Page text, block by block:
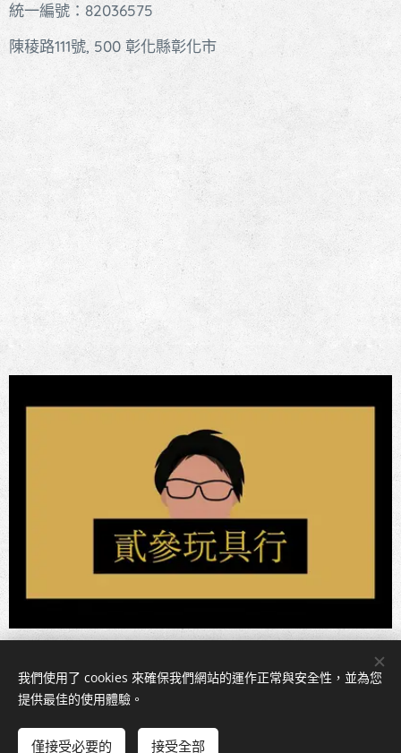
新增到購物車
統一編號：82036575
陳稜路111號, 500 彰化縣彰化市
Cookies
我們使用了 cookies 來確保我們網站的運作正常與安全性，並為您
提供最佳的使用體驗。
僅接受必要的 接受全部